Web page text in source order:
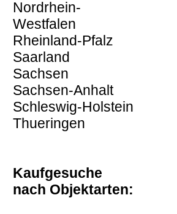
Nordrhein-
Westfalen
Rheinland-Pfalz
Saarland
Sachsen
Sachsen-Anhalt
Schleswig-Holstein
Thueringen
Kaufgesuche
nach Objektarten: